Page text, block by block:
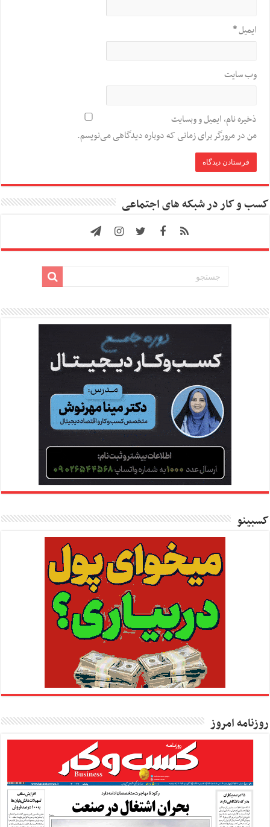
ایمیل*
وب‌ سایت
ذخیره نام، ایمیل و وبسایت
من در مرورگر برای زمانی که دوباره دیدگاهی می‌نویسم.
کسب و کار در شبکه های اجتماعی
کسبینو
روزنامه امروز